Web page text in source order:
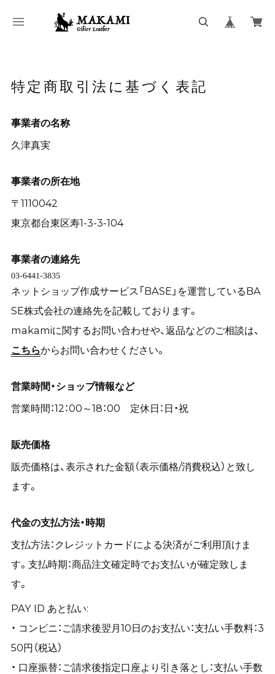
特定商取引法に基づく表記
事業者の名称
久津真実
事業者の所在地
〒1110042
東京都台東区寿1-3-3-104
事業者の連絡先
ネットショップ作成サービス「BASE」を運営しているBA
SE株式会社の連絡先を記載しております。
makamiに関するお問い合わせや、返品などのご相談は、
こちらからお問い合わせください。
営業時間・ショップ情報など
営業時間：12：00～18：00 定休日：日・祝
販売価格
販売価格は、表示された金額（表示価格/消費税込）と致し
ます。
代金の支払方法・時期
支払方法：クレジットカードによる決済がご利用頂けま
す。支払時期：商品注文確定時でお支払いが確定致しま
す。
PAY ID あと払い:
・ コンビニ：ご請求後翌月10日のお支払い：支払い手数料：3
50円（税込）
・ 口座振替：ご請求後指定口座より引き落とし：支払い手数